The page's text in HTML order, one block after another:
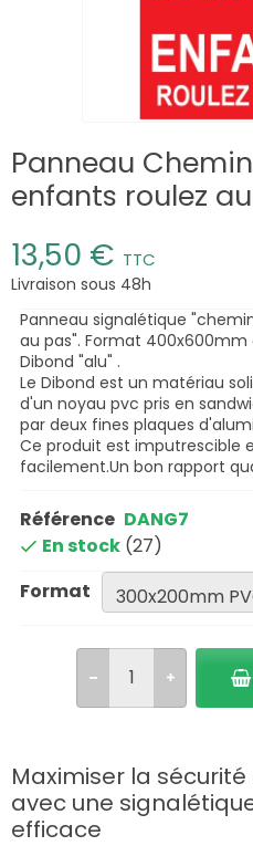
Panneau
enfants roulez
13,50 € TTC
Livraison sous 48h
Panneau signalétique
au pas". Format 400x600mm
Dibond "alu" .
Le Dibond est un matériau
d'un noyau pvc pris en
par deux fines plaques
Ce produit est imputrescible
facilement.Un bon rapport
Référence DANG7
En stock (27)
Format
Maximiser la
avec une
efficace